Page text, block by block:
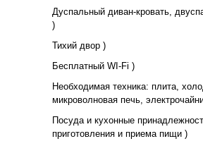
Дуспальный диван-кровать,
)
Тихий двор )
Бесплатный WI-Fi )
Необходимая техника: плита,
микроволновая печь,
Посуда и кухонные
приготовления и приема пищи )